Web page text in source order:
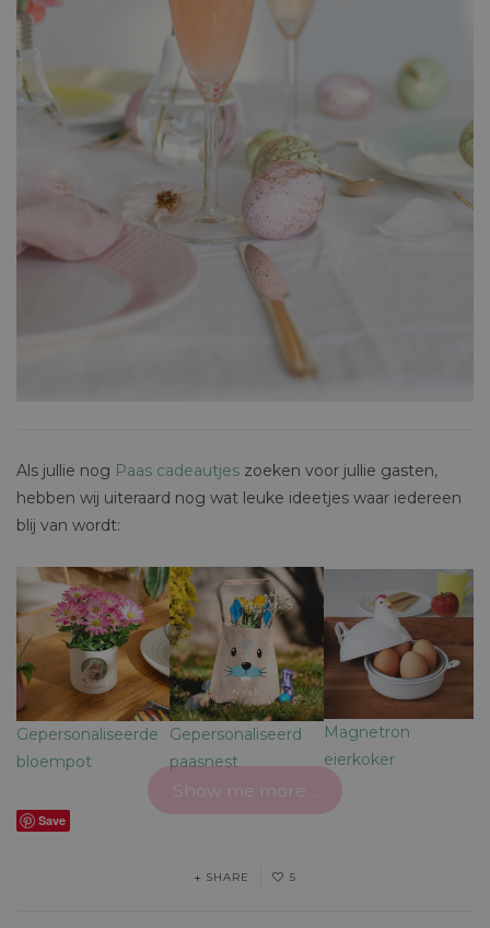
Als jullie nog Paas cadeautjes zoeken voor jullie gasten,
hebben wij uiteraard nog wat leuke ideetjes waar iedereen
blij van wordt:
Gepersonaliseerde
bloempot
Gepersonaliseerd
paasnest
Magnetron
eierkoker
Show me more…
Save
SHARE 5